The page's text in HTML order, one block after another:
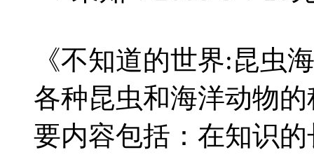
《不知道的世界:昆虫
各种昆虫和海洋动物
要内容包括：在知识